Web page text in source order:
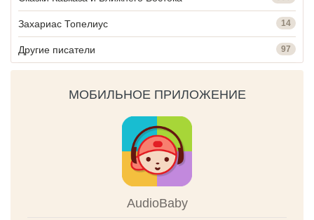
Захариас Топелиус 14
Другие писатели 97
МОБИЛЬНОЕ ПРИЛОЖЕНИЕ
AudioBaby